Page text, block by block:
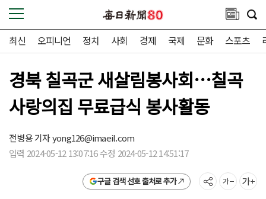
최신 오피니언 정치 사회 경제 국제 문화 스포츠
경북 칠곡군 새살림봉사회…칠곡
사랑의집 무료급식 봉사활동
전병용 기자yong126@imaeil.com
입력 2024-05-12 13:07:16 수정 2024-05-12 14:51:17
구글 검색 선호 출처로 추가